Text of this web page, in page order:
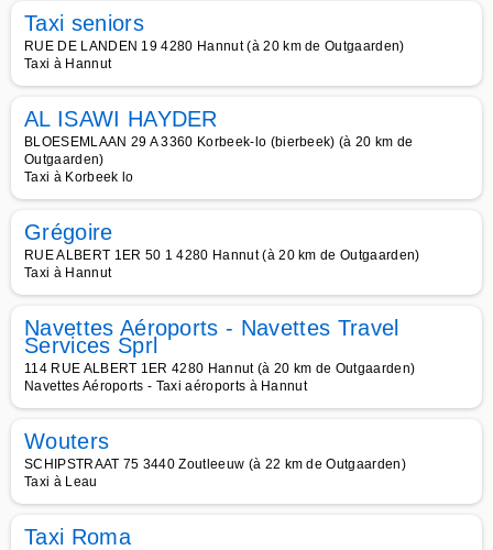
Taxi seniors
RUE DE LANDEN 19 4280 Hannut (à 20 km de Outgaarden)
Taxi à Hannut
AL ISAWI HAYDER
BLOESEMLAAN 29 A 3360 Korbeek-lo (bierbeek) (à 20 km de
Outgaarden)
Taxi à Korbeek lo
Grégoire
RUE ALBERT 1ER 50 1 4280 Hannut (à 20 km de Outgaarden)
Taxi à Hannut
Navettes Aéroports - Navettes Travel
Services Sprl
114 RUE ALBERT 1ER 4280 Hannut (à 20 km de Outgaarden)
Navettes Aéroports - Taxi aéroports à Hannut
Wouters
SCHIPSTRAAT 75 3440 Zoutleeuw (à 22 km de Outgaarden)
Taxi à Leau
Taxi Roma